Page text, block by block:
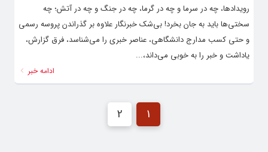
رویدادها، چه در سرما و چه در گرما، چه در جنگ و چه در آتش؛ چه
سختی‌ها باید به جان بخرد! بی‌شک خبرنگار علاوه بر گذراندن پروسه رسمی
و حتی کسب مدارج دانشگاهی، عناصر خبری را می‌شناسد، فرق گزارش،
یاداشت و خبر را به خوبی می‌داند،...
ادامه خبر
1
2